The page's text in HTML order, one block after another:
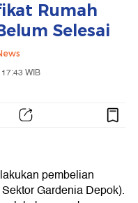
Rumah
Selesai
WIB
pembelian
Gardenia Depok).